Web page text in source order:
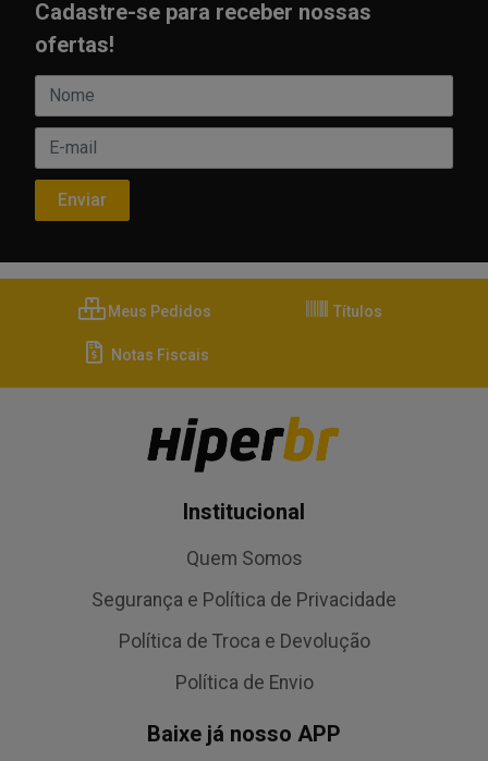
Cadastre-se para receber nossas
ofertas!
Meus Pedidos Títulos
Notas Fiscais
Institucional
Quem Somos
Segurança e Política de Privacidade
Política de Troca e Devolução
Política de Envio
Baixe já nosso APP